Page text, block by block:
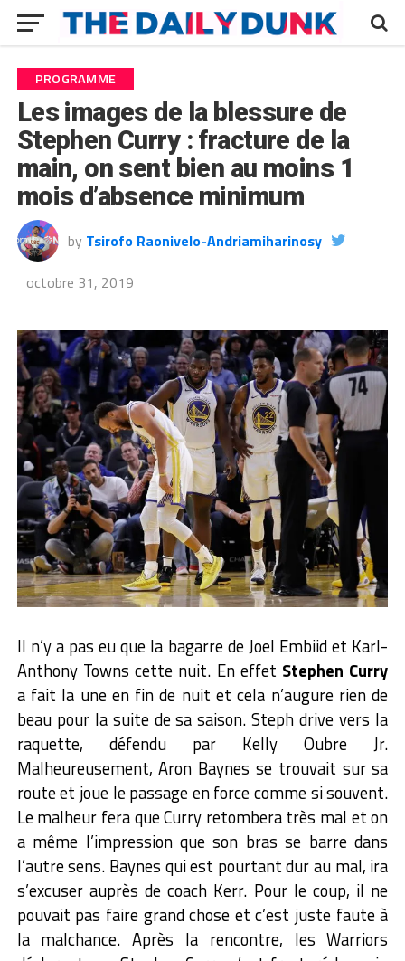
PROGRAMME
Les images de la blessure de
Stephen Curry : fracture de la
main, on sent bien au moins 1
mois d’absence minimum
by Tsirofo Raonivelo-Andriamiharinosy
octobre 31, 2019
Il n’y a pas eu que la bagarre de Joel Embiid et Karl-
Anthony Towns cette nuit. En effet Stephen Curry
a fait la une en fin de nuit et cela n’augure rien de
beau pour la suite de sa saison. Steph drive vers la
raquette, défendu par Kelly Oubre Jr.
Malheureusement, Aron Baynes se trouvait sur sa
route et joue le passage en force comme si souvent.
Le malheur fera que Curry retombera très mal et on
a même l’impression que son bras se barre dans
l’autre sens. Baynes qui est pourtant dur au mal, ira
s’excuser auprès de coach Kerr. Pour le coup, il ne
pouvait pas faire grand chose et c’est juste faute à
la malchance. Après la rencontre, les Warriors